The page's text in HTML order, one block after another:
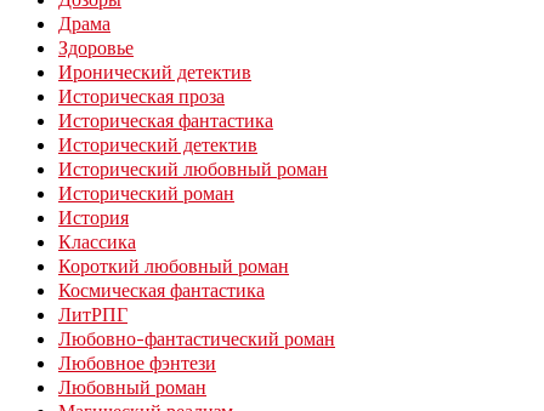
Драма
Здоровье
Иронический детектив
Историческая проза
Историческая фантастика
Исторический детектив
Исторический любовный роман
Исторический роман
История
Классика
Короткий любовный роман
Космическая фантастика
ЛитРПГ
Любовно-фантастический роман
Любовное фэнтези
Любовный роман